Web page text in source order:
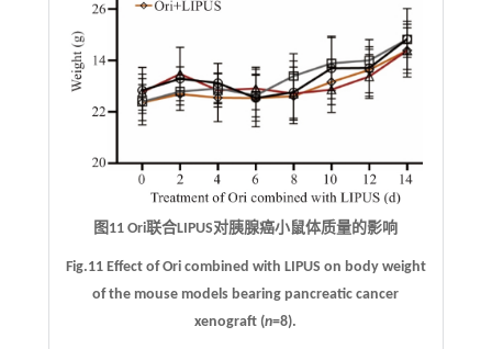
图11 Ori联合LIPUS对胰腺癌小鼠体质量的影响
Fig.11 Effect of Ori combined with LIPUS on body weight
of the mouse models bearing pancreatic cancer
xenograft (n=8).